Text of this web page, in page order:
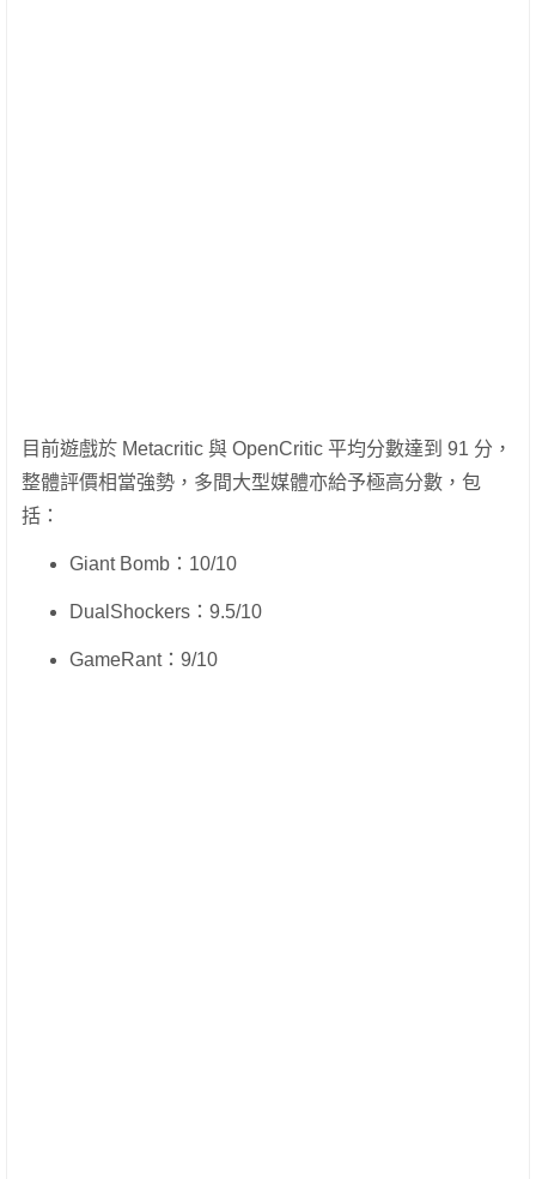
目前遊戲於 Metacritic 與 OpenCritic 平均分數達到 91 分，
整體評價相當強勢，多間大型媒體亦給予極高分數，包
括：
Giant Bomb：10/10
DualShockers：9.5/10
GameRant：9/10